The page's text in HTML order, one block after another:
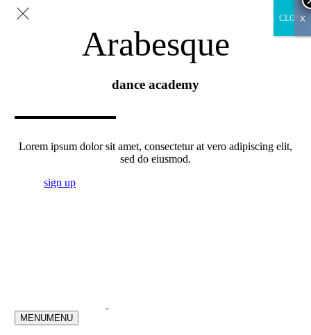
Arabesque
dance academy
Lorem ipsum dolor sit amet, consectetur at vero adipiscing elit,
sed do eiusmod.
sign up
MENUMENU
CLOSE
x